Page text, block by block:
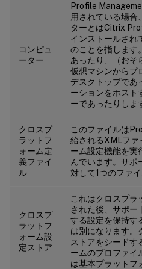
コンピュ
ーター
Profile
用されている場合
ターとはCitrix
インストールされ
のことを指します
あったり、（お
仮想マシンからプ
デスクトップであ
ーションをホス
ーであったりしま
クロスプ
ラットフ
ォーム定
義ファイ
ル
このファイルは
給されるXMLファ
ーム設定機能を実
んでいます。サポ
対して1つのファイ
クロスプ
ラットフ
ォーム設
定ストア
これはクロスプラ
された後、サポー
する設定を保持す
は別になります。
ストアをシードす
ームのプロファイ
は基本プラットフ